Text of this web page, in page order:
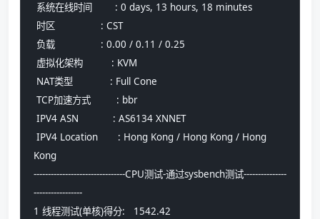
系统在线时间        : 0 days, 13 hours, 18 minutes
时区                : CST
负载                : 0.00 / 0.11 / 0.25
虚拟化架构          : KVM
NAT类型             : Full Cone
TCP加速方式         : bbr
IPV4 ASN            : AS6134 XNNET
Kong
--------------------------------CPU测试-通过sysbench测试---------------
-----------------
1 线程测试(单核)得分:   1542.42